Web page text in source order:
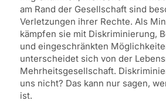
am Rand der Gesellschaft sind
Verletzungen ihrer Rechte. Als
kämpfen sie mit Diskriminierung,
und eingeschränkten
unterscheidet sich von der
Mehrheitsgesellschaft.
uns nicht? Das kann nur sagen,
ist.